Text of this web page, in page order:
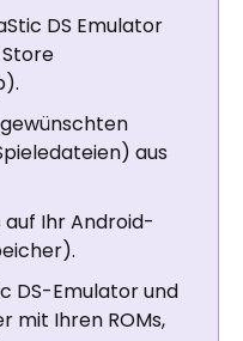
DS Emulator
aus
auf Ihr Android-
DS-Emulator und
mit Ihren ROMs,